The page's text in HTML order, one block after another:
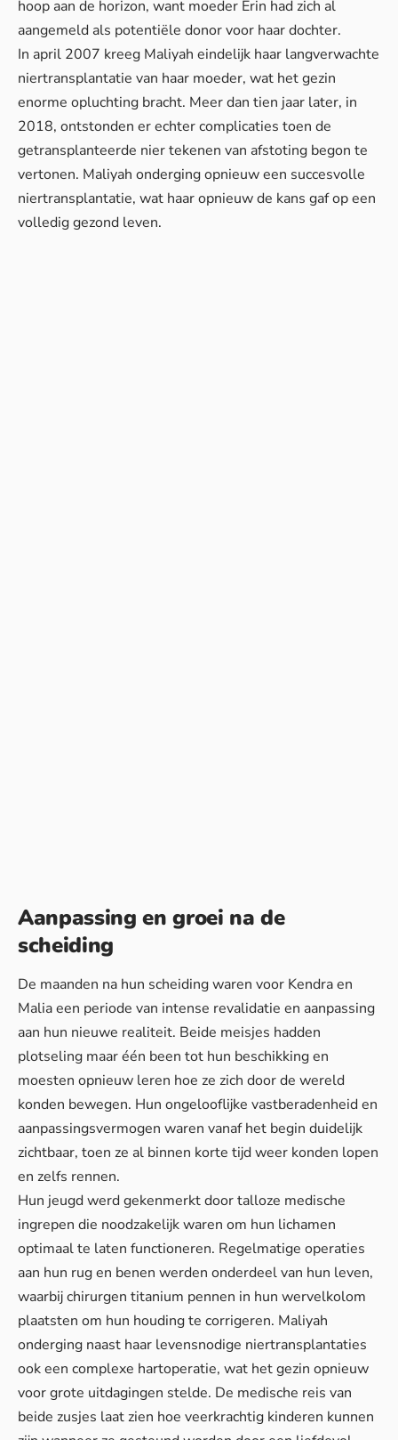
hoop aan de horizon, want moeder Erin had zich al
aangemeld als potentiële donor voor haar dochter.
In april 2007 kreeg Maliyah eindelijk haar langverwachte
niertransplantatie van haar moeder, wat het gezin
enorme opluchting bracht. Meer dan tien jaar later, in
2018, ontstonden er echter complicaties toen de
getransplanteerde nier tekenen van afstoting begon te
vertonen. Maliyah onderging opnieuw een succesvolle
niertransplantatie, wat haar opnieuw de kans gaf op een
volledig gezond leven.
Aanpassing en groei na de
scheiding
De maanden na hun scheiding waren voor Kendra en
Malia een periode van intense revalidatie en aanpassing
aan hun nieuwe realiteit. Beide meisjes hadden
plotseling maar één been tot hun beschikking en
moesten opnieuw leren hoe ze zich door de wereld
konden bewegen. Hun ongelooflijke vastberadenheid en
aanpassingsvermogen waren vanaf het begin duidelijk
zichtbaar, toen ze al binnen korte tijd weer konden lopen
en zelfs rennen.
Hun jeugd werd gekenmerkt door talloze medische
ingrepen die noodzakelijk waren om hun lichamen
optimaal te laten functioneren. Regelmatige operaties
aan hun rug en benen werden onderdeel van hun leven,
waarbij chirurgen titanium pennen in hun wervelkolom
plaatsten om hun houding te corrigeren. Maliyah
onderging naast haar levensnodige niertransplantaties
ook een complexe hartoperatie, wat het gezin opnieuw
voor grote uitdagingen stelde. De medische reis van
beide zusjes laat zien hoe veerkrachtig kinderen kunnen